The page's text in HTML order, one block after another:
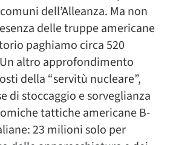
dell’Alleanza. Ma non
delle truppe americane
paghiamo circa 520
altro approfondimento
della “servitù nucleare”,
di stoccaggio e sorveglianza
tattiche americane B-
23 milioni solo per